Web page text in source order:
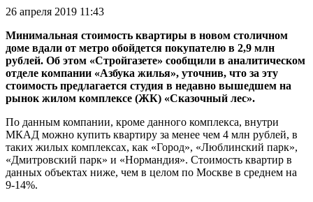
26 апреля 2019 11:43
Минимальная стоимость квартиры в новом столичном
доме вдали от метро обойдется покупателю в 2,9 млн
рублей. Об этом «Стройгазете» сообщили в аналитическом
отделе компании «Азбука жилья», уточнив, что за эту
стоимость предлагается студия в недавно вышедшем на
рынок жилом комплексе (ЖК) «Сказочный лес».
По данным компании, кроме данного комплекса, внутри
МКАД можно купить квартиру за менее чем 4 млн рублей, в
таких жилых комплексах, как «Город», «Люблинский парк»,
«Дмитровский парк» и «Нормандия». Стоимость квартир в
данных объектах ниже, чем в целом по Москве в среднем на
9-14%.